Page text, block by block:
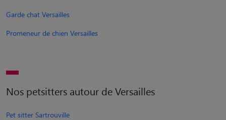
Garde chat Versailles
Promeneur de chien Versailles
Nos petsitters autour de Versailles
Pet sitter Sartrouville